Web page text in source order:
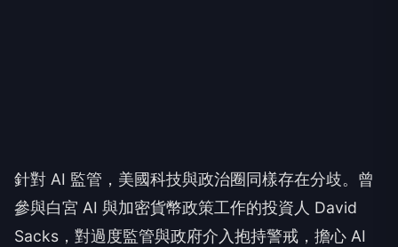
針對 AI 監管，美國科技與政治圈同樣存在分歧。曾
參與白宮 AI 與加密貨幣政策工作的投資人 David
Sacks，對過度監管與政府介入抱持警戒，擔心 AI